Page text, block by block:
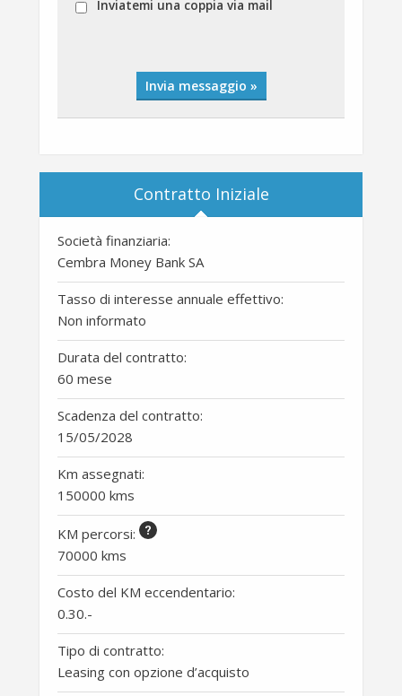
Inviatemi una coppia via mail
Invia messaggio »
Contratto Iniziale
Società finanziaria:
Cembra Money Bank SA
Tasso di interesse annuale effettivo:
Non informato
Durata del contratto:
60 mese
Scadenza del contratto:
15/05/2028
Km assegnati:
150000 kms
KM percorsi:
70000 kms
Costo del KM eccendentario:
0.30.-
Tipo di contratto:
Leasing con opzione d’acquisto